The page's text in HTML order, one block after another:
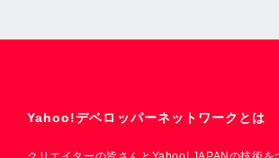
Yahoo!デベロッパーネットワークとは